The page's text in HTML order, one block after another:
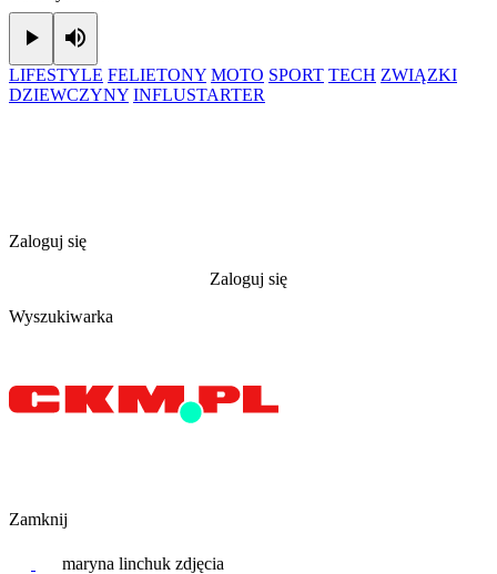
Play
LIFESTYLE FELIETONY MOTO SPORT TECH ZWIĄZKI
DZIEWCZYNY INFLUSTARTER
Zaloguj się
Zaloguj się
Wyszukiwarka
Zamknij
maryna linchuk zdjęcia